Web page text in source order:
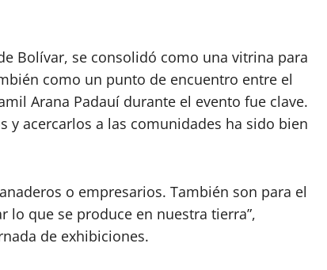
Bolívar, se consolidó como una vitrina para
como un punto de encuentro entre el
Arana Padauí durante el evento fue clave.
y acercarlos a las comunidades ha sido bien
o empresarios. También son para el
lo que se produce en nuestra tierra”,
de exhibiciones.